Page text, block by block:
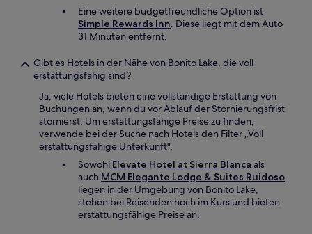
Eine weitere budgetfreundliche Option ist
Simple Rewards Inn. Diese liegt mit dem Auto
31 Minuten entfernt.
Gibt es Hotels in der Nähe von Bonito Lake, die voll
erstattungsfähig sind?
Ja, viele Hotels bieten eine vollständige Erstattung von
Buchungen an, wenn du vor Ablauf der Stornierungsfrist
stornierst. Um erstattungsfähige Preise zu finden,
verwende bei der Suche nach Hotels den Filter „Voll
erstattungsfähige Unterkunft".
Sowohl Elevate Hotel at Sierra Blanca als
auch MCM Elegante Lodge & Suites Ruidoso
liegen in der Umgebung von Bonito Lake,
stehen bei Reisenden hoch im Kurs und bieten
erstattungsfähige Preise an.